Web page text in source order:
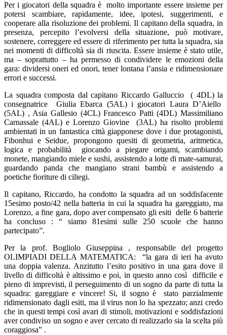
Per i giocatori della squadra è molto importante essere insieme per
potersi scambiare, rapidamente, idee, ipotesi, suggerimenti, e
cooperare alla risoluzione dei problemi. Il capitano della squadra, in
presenza, percepito l’evolversi della situazione, può motivare,
sostenere, correggere ed essere di riferimento per tutta la squadra, sia
nei momenti di difficoltà sia di riuscita. Essere insieme è stato utile,
ma – soprattutto – ha permesso di condividere le emozioni della
gara: dividersi oneri ed onori, tener lontana l’ansia e ridimensionare
errori e successi.
La squadra composta dal capitano Riccardo Galluccio ( 4DL) la
consegnatrice Giulia Ebarca (5AL) i giocatori Laura D’Aiello
(5AL) , Asia Gallesio (4CL) Francesco Patti (4DL) Massimiliano
Carnassale (4AL) e Lorenzo Giovine (3AL) ha risolto problemi
ambientati in un fantastica città giapponese dove i due protagonisti,
Fibonhui e Seidue, propongono quesiti di geometria, aritmetica,
logica e probabilità giocando a piegare origami, scambiando
monete, mangiando miele e sushi, assistendo a lotte di mate-samurai,
guardando panda che mangiano strani bambù e assistendo a
poetiche fioriture di ciliegi.
Il capitano, Riccardo, ha condotto la squadra ad un soddisfacente
15esimo posto/42 nella batteria in cui la squadra ha gareggiato, ma
Lorenzo, a fine gara, dopo aver compensato gli esiti delle 6 batterie
ha concluso : “ siamo 81esimi sulle 250 scuole che hanno
partecipato”.
Per la prof. Bogliolo Giuseppina , responsabile del progetto
OLIMPIADI DELLA MATEMATICA: “la gara di ieri ha avuto
una doppia valenza. Anzitutto l’esito positivo in una gara dove il
livello di difficoltà è altissimo e poi, in questo anno così difficile e
pieno di imprevisti, il perseguimento di un sogno da parte di tutta la
squadra: gareggiare e vincere! Si, il sogno è stato parzialmente
ridimensionato dagli esiti, ma il virus non lo ha spezzato; anzi credo
che in questi tempi così avari di stimoli, motivazioni e soddisfazioni
aver condiviso un sogno e aver cercato di realizzarlo sia la scelta più
coraggiosa” .